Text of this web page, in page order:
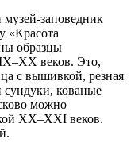
заповедник
«Красота
образцы
веков. Это,
с вышивкой, резная
кованые
можно
XX–XXI веков.